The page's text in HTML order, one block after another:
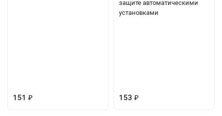
151 ₽
защите автоматическими
установками
153 ₽